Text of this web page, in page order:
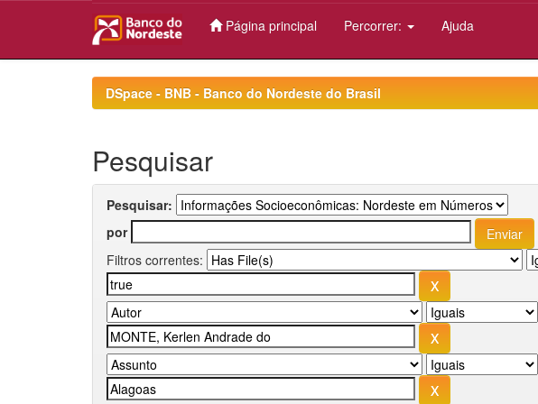
Página principal Percorrer: Ajuda
DSpace - BNB - Banco do Nordeste do Brasil
Pesquisar
Pesquisar:
por
Filtros correntes: